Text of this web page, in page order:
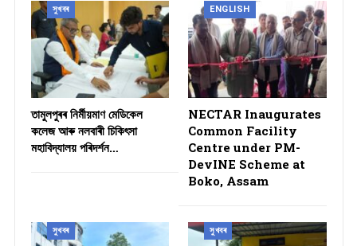
সুখবৰ
তামুলপুৰৰ নিৰ্মীয়মাণ মেডিকেল
কলেজ আৰু নলবাৰী চিকিৎসা
মহাবিদ্যালয় পৰিদৰ্শন…
ENGLISH
NECTAR Inaugurates
Common Facility
Centre under PM-
DevINE Scheme at
Boko, Assam
সুখবৰ সুখবৰ